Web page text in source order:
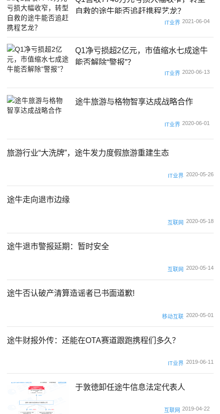
自救的途牛能否追赶携程艺龙？
IT业界 2021-06-04
Q1净亏损超2亿元，市值缩水七成途牛
能否解除“警报”？
IT业界 2020-06-13
途牛旅游与格物智享达成战略合作
IT业界 2020-06-01
旅游行业“大洗牌”，途牛发力度假旅游重建生态
IT业界 2020-05-26
途牛走向退市边缘
互联网 2020-05-18
途牛退市警报延期：暂时安全
互联网 2020-05-14
途牛否认破产清算造谣者已书面道歉!
移动互联 2020-05-01
途牛财报外传：还能在OTA赛道跟跑携程们多久？
IT业界 2019-06-11
于敦徳卸任途牛信息法定代表人
互联网 2019-04-22